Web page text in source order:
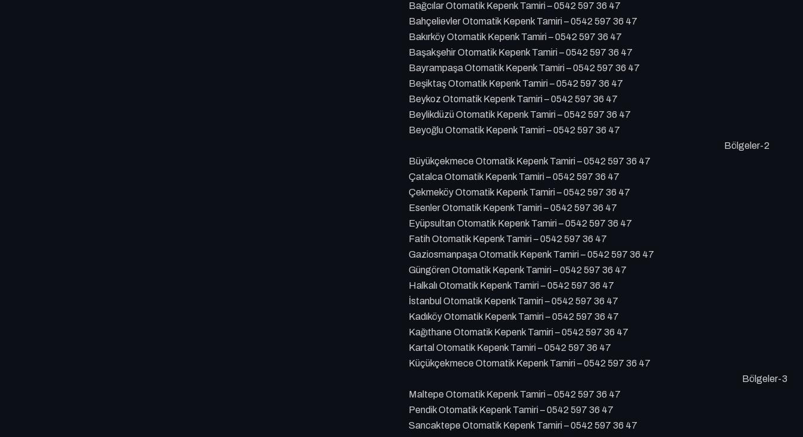
Bağcılar Otomatik Kepenk Tamiri – 0542 597 36 47
Bahçelievler Otomatik Kepenk Tamiri – 0542 597 36 47
Bakırköy Otomatik Kepenk Tamiri – 0542 597 36 47
Başakşehir Otomatik Kepenk Tamiri – 0542 597 36 47
Bayrampaşa Otomatik Kepenk Tamiri – 0542 597 36 47
Beşiktaş Otomatik Kepenk Tamiri – 0542 597 36 47
Beykoz Otomatik Kepenk Tamiri – 0542 597 36 47
Beylikdüzü Otomatik Kepenk Tamiri – 0542 597 36 47
Beyoğlu Otomatik Kepenk Tamiri – 0542 597 36 47
Bölgeler-2
Büyükçekmece Otomatik Kepenk Tamiri – 0542 597 36 47
Çatalca Otomatik Kepenk Tamiri – 0542 597 36 47
Çekmeköy Otomatik Kepenk Tamiri – 0542 597 36 47
Esenler Otomatik Kepenk Tamiri – 0542 597 36 47
Eyüpsultan Otomatik Kepenk Tamiri – 0542 597 36 47
Fatih Otomatik Kepenk Tamiri – 0542 597 36 47
Gaziosmanpaşa Otomatik Kepenk Tamiri – 0542 597 36 47
Güngören Otomatik Kepenk Tamiri – 0542 597 36 47
Halkalı Otomatik Kepenk Tamiri – 0542 597 36 47
İstanbul Otomatik Kepenk Tamiri – 0542 597 36 47
Kadıköy Otomatik Kepenk Tamiri – 0542 597 36 47
Kağıthane Otomatik Kepenk Tamiri – 0542 597 36 47
Kartal Otomatik Kepenk Tamiri – 0542 597 36 47
Küçükçekmece Otomatik Kepenk Tamiri – 0542 597 36 47
Bölgeler-3
Maltepe Otomatik Kepenk Tamiri – 0542 597 36 47
Pendik Otomatik Kepenk Tamiri – 0542 597 36 47
Sancaktepe Otomatik Kepenk Tamiri – 0542 597 36 47